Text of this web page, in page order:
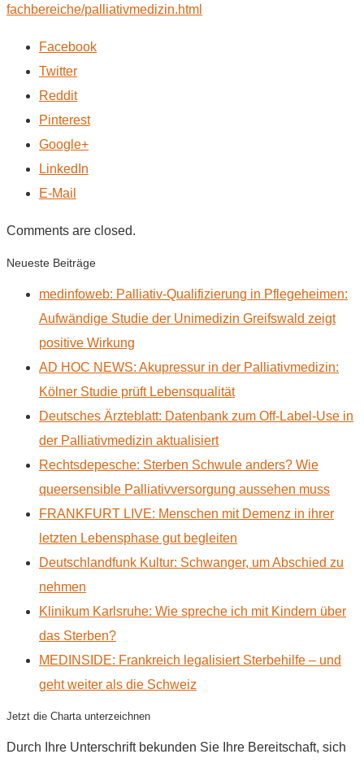
fachbereiche/palliativmedizin.html
Facebook
Twitter
Reddit
Pinterest
Google+
LinkedIn
E-Mail
Comments are closed.
Neueste Beiträge
medinfoweb: Palliativ-Qualifizierung in Pflegeheimen:
Aufwändige Studie der Unimedizin Greifswald zeigt
positive Wirkung
AD HOC NEWS: Akupressur in der Palliativmedizin:
Kölner Studie prüft Lebensqualität
Deutsches Ärzteblatt: Datenbank zum Off-Label-Use in
der Palliativmedizin aktualisiert
Rechtsdepesche: Sterben Schwule anders? Wie
queersensible Palliativversorgung aussehen muss
FRANKFURT LIVE: Menschen mit Demenz in ihrer
letzten Lebensphase gut begleiten
Deutschlandfunk Kultur: Schwanger, um Abschied zu
nehmen
Klinikum Karlsruhe: Wie spreche ich mit Kindern über
das Sterben?
MEDINSIDE: Frankreich legalisiert Sterbehilfe – und
geht weiter als die Schweiz
Jetzt die Charta unterzeichnen
Durch Ihre Unterschrift bekunden Sie Ihre Bereitschaft, sich